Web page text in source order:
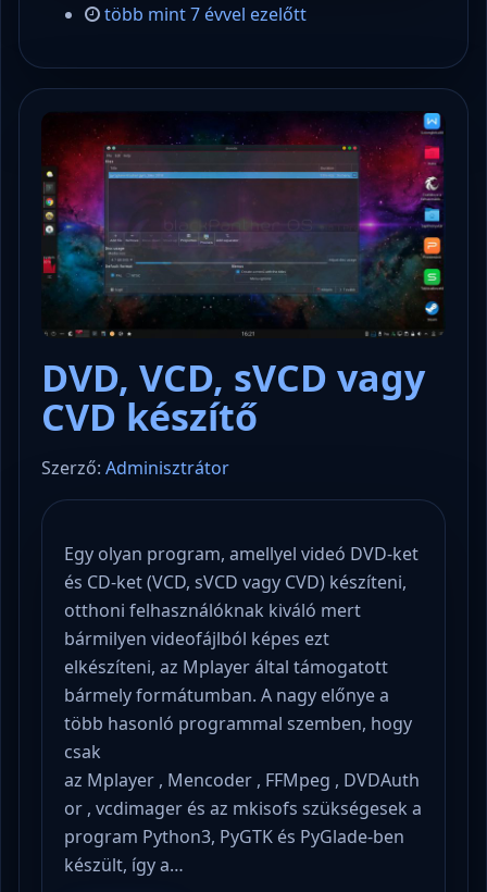
több mint 7 évvel ezelőtt
DVD, VCD, sVCD vagy
CVD készítő
Szerző: Adminisztrátor
Egy olyan program, amellyel videó DVD-ket
és CD-ket (VCD, sVCD vagy CVD) készíteni,
otthoni felhasználóknak kiváló mert
bármilyen videofájlból képes ezt
elkészíteni, az Mplayer által támogatott
bármely formátumban. A nagy előnye a
több hasonló programmal szemben, hogy
csak
az Mplayer , Mencoder , FFMpeg , DVDAuth
or , vcdimager és az mkisofs szükségesek a
program Python3, PyGTK és PyGlade-ben
készült, így a…